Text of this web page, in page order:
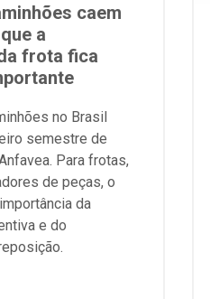
caem
a
frota fica
no Brasil
semestre de
Para frotas,
de peças, o
da
e do